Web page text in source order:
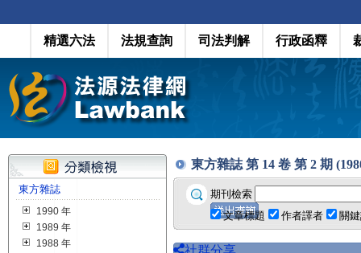
精選六法 法規查詢 司法判解 行政函釋
東方雜誌
1990 年
1989 年
1988 年
東方雜誌 第 14 卷 第 2 期
期刊檢索
文章標題
作者譯者 關
社群分享